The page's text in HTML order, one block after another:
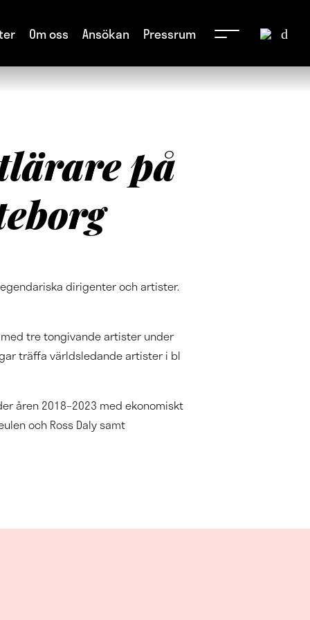
Om oss Ansökan Pressrum
på
dirigenter och artister.
tre tongivande artister under
träffa världsledande artister i bl
åren 2018–2023 med ekonomiskt
och Ross Daly samt